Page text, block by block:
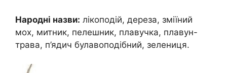
Народні назви: лікоподій, дереза, зміїний
мох, митник, пелешник, плавучка, плавун-
трава, п’ядич булавоподібний, зелениця.